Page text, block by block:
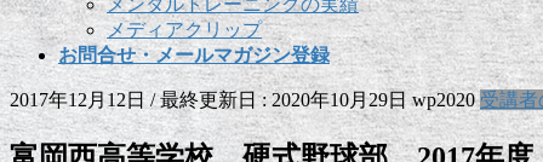
メンタルトレーニングの実績
メディアクリップ
お問合せ・メールマガジン登録
2017年12月12日 / 最終更新日 : 2020年10月29日 wp2020 受講者